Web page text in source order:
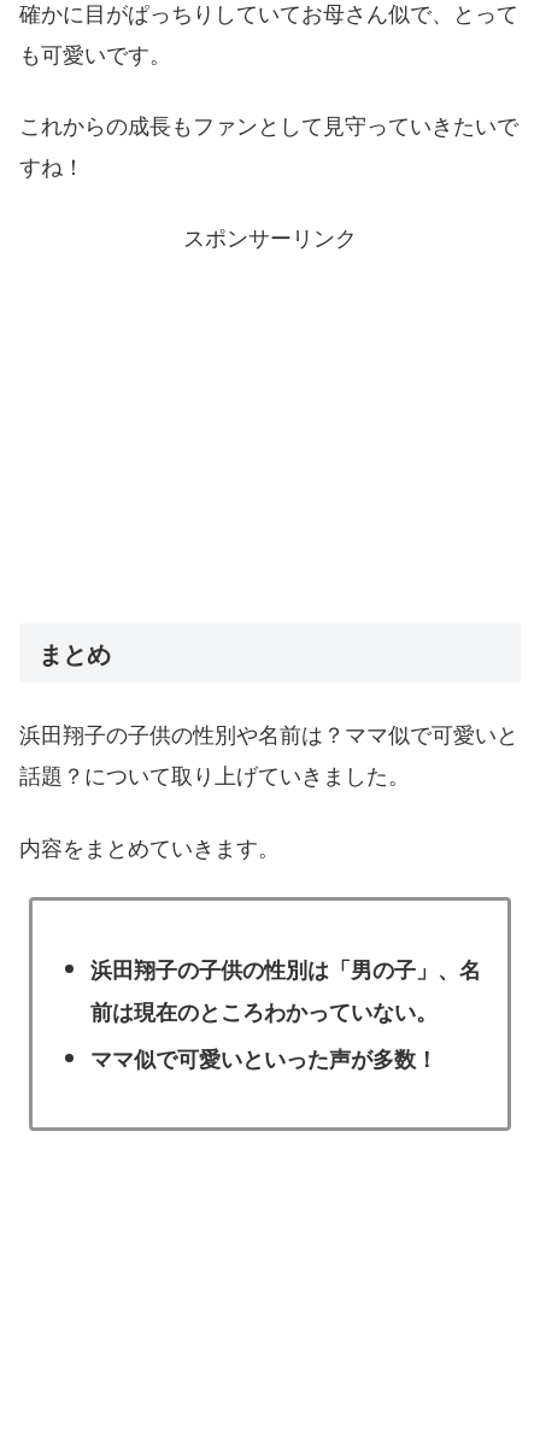
確かに目がぱっちりしていてお母さん似で、とって
も可愛いです。
これからの成長もファンとして見守っていきたいで
すね！
スポンサーリンク
まとめ
浜田翔子の子供の性別や名前は？ママ似で可愛いと
話題？について取り上げていきました。
内容をまとめていきます。
浜田翔子の子供の性別は「男の子」、名
前は現在のところわかっていない。
ママ似で可愛いといった声が多数！